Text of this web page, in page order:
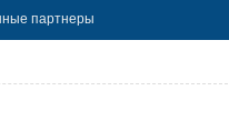
партнеры